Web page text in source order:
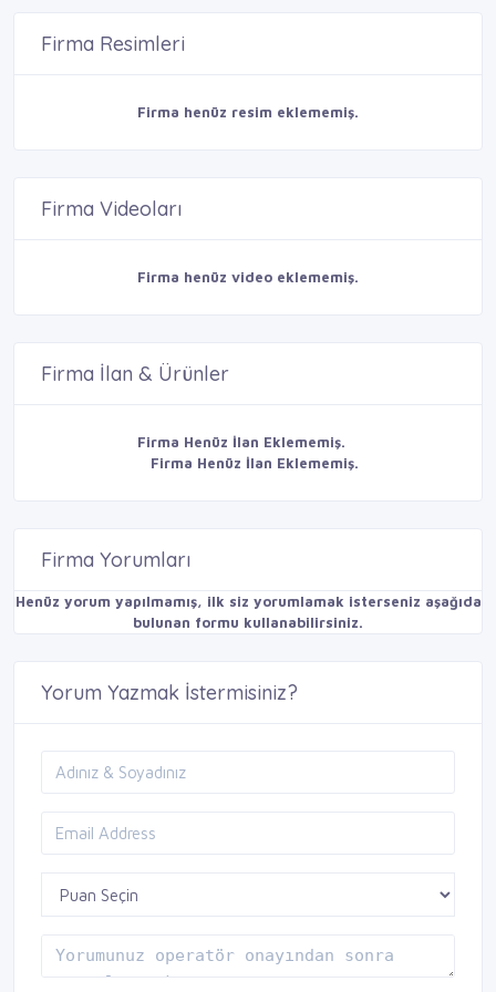
Firma Resimleri
Firma henüz resim eklememiş.
Firma Videoları
Firma henüz video eklememiş.
Firma İlan & Ürünler
Firma Henüz İlan Eklememiş.
Firma Henüz İlan Eklememiş.
Firma Yorumları
Henüz yorum yapılmamış, ilk siz yorumlamak isterseniz aşağıda
bulunan formu kullanabilirsiniz.
Yorum Yazmak İstermisiniz?